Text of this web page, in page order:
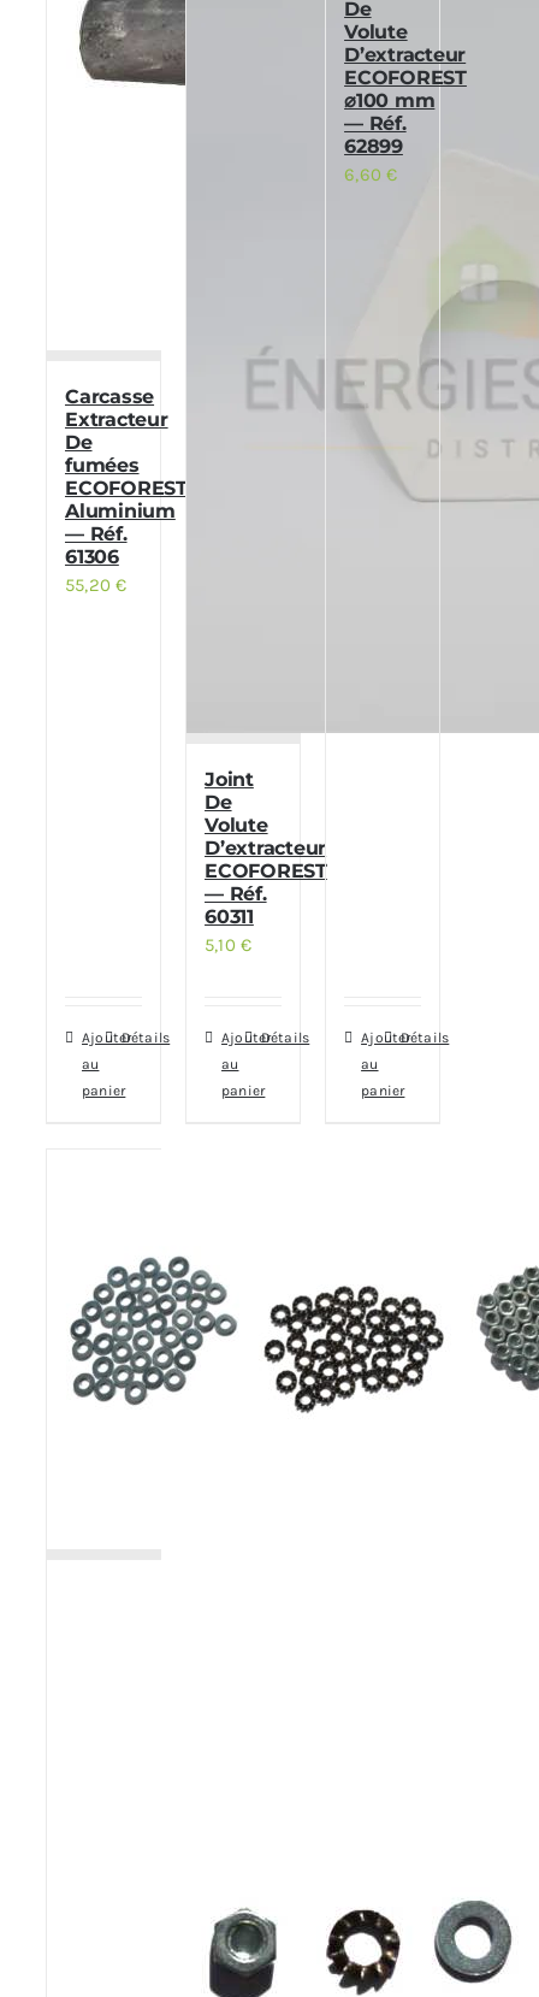
Carcasse
Extracteur
De
fumées
ECOFOREST
Aluminium
— Réf.
61306
55,20€
Ajouter
au
panier
Détails
Joint
De
Volute
D’extracteur
ECOFOREST
— Réf.
60311
5,10€
Ajouter
au
panier
Détails
De
Volute
D’extracteur
ECOFOREST
⌀100 mm
— Réf.
62899
6,60€
Ajouter
au
panier
Détails